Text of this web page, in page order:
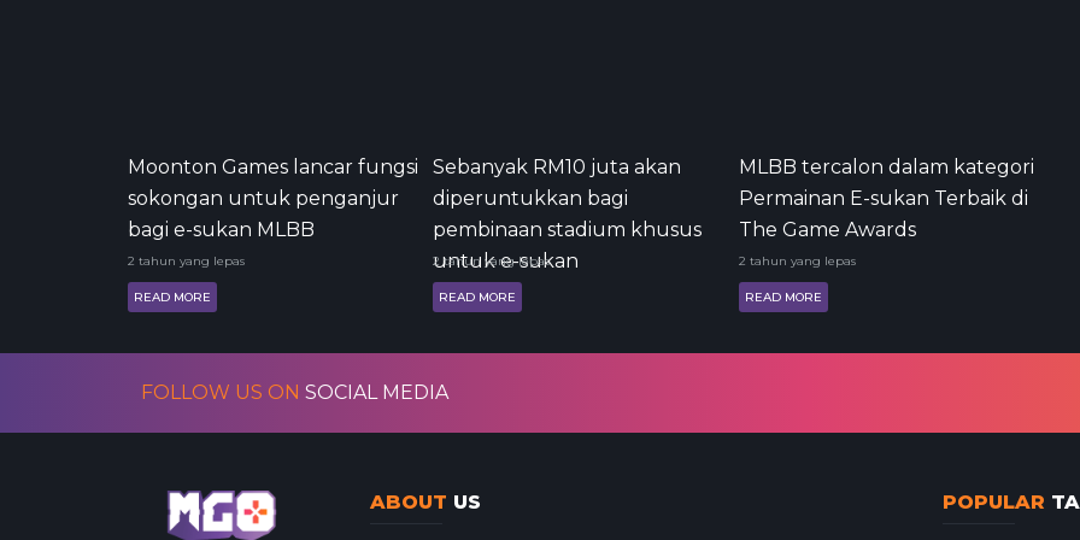
Moonton Games lancar fungsi
sokongan untuk penganjur
bagi e-sukan MLBB
2 tahun yang lepas
READ MORE
Sebanyak RM10 juta akan
diperuntukkan bagi
pembinaan stadium khusus
untuk e-sukan
2 tahun yang lepas
READ MORE
MLBB tercalon dalam kategori
Permainan E-sukan Terbaik di
The Game Awards
2 tahun yang lepas
READ MORE
FOLLOW US ON SOCIAL MEDIA
ABOUT US POPULAR